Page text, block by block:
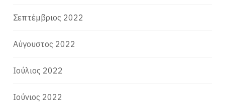
Σεπτέμβριος 2022
Αύγουστος 2022
Ιούλιος 2022
Ιούνιος 2022